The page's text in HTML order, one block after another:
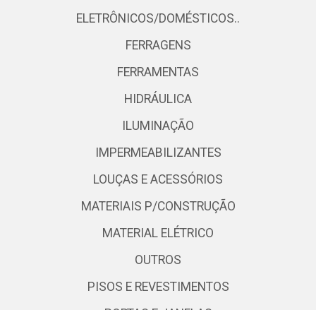
ELETRÔNICOS/DOMÉSTICOS..
FERRAGENS
FERRAMENTAS
HIDRÁULICA
ILUMINAÇÃO
IMPERMEABILIZANTES
LOUÇAS E ACESSÓRIOS
MATERIAIS P/CONSTRUÇÃO
MATERIAL ELÉTRICO
OUTROS
PISOS E REVESTIMENTOS